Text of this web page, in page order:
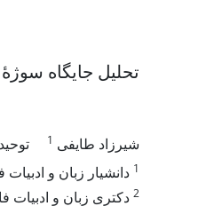
تحلیل جایگاه
شیرزاد طایفی 1
1 دانشیار زبان و
2 دکتری زبان و ادبیات